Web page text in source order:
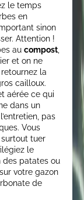
le temps
en
sinon
Attention !
au compost,
et on ne
la
cailloux.
aérée ce qui
dans un
pas
Vous
tuer
le
des patates ou
votre gazon
de